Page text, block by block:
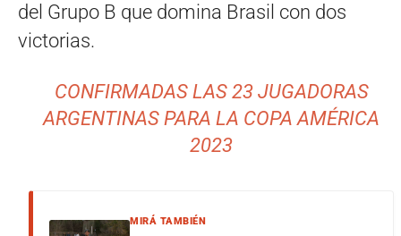
del Grupo B que domina Brasil con dos
victorias.
CONFIRMADAS LAS 23 JUGADORAS
ARGENTINAS PARA LA COPA AMÉRICA
2023
MIRÁ TAMBIÉN